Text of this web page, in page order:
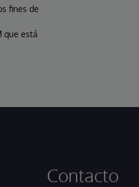
fines de
que está
Contacto